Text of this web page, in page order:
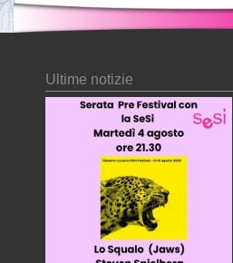
Ultime notizie